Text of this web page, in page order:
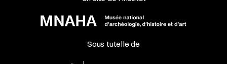
Sous tutelle de